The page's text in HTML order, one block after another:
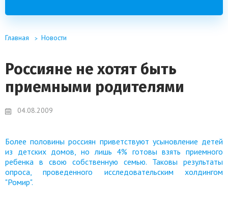
Главная Новости
Россияне не хотят быть
приемными родителями
04.08.2009
Более половины россиян приветствуют усыновление детей
из детских домов, но лишь 4% готовы взять приемного
ребенка в свою собственную семью. Таковы результаты
опроса, проведенного исследовательским холдингом
"Ромир".